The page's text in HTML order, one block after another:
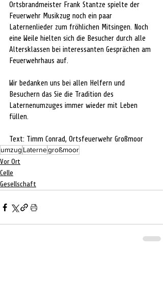
Ortsbrandmeister Frank Stantze spielte der
Feuerwehr Musikzug noch ein paar
Laternenlieder zum fröhlichen Mitsingen. Noch
eine Weile hielten sich die Besucher durch alle
Altersklassen bei interessanten Gesprächen am
Feuerwehrhaus auf.
Wir bedanken uns bei allen Helfern und
Besuchern das Sie die Tradition des
Laternenumzuges immer wieder mit Leben
füllen.
Text: Timm Conrad, Ortsfeuerwehr Großmoor
umzug Laternegroßmoor
Vor Ort
Celle
Gesellschaft